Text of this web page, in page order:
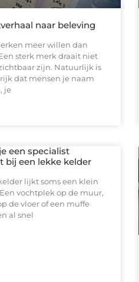
naar beleving
meer willen dan
sterk merk draait niet
zijn. Natuurlijk is
dat mensen je naam
je
een specialist
bij een lekke kelder
lijkt soms een klein
vochtplek op de muur,
de vloer of een muffe
al snel